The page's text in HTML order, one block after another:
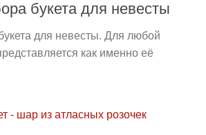
букета для невесты
для невесты. Для любой
как именно её